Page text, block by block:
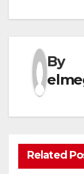
By
Related